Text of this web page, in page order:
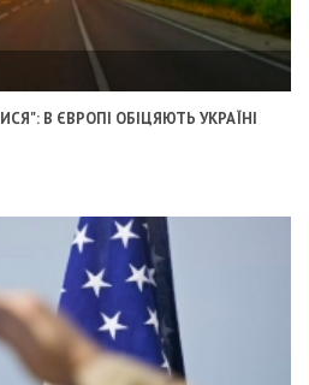
В ЄВРОПІ ОБІЦЯЮТЬ УКРАЇНІ